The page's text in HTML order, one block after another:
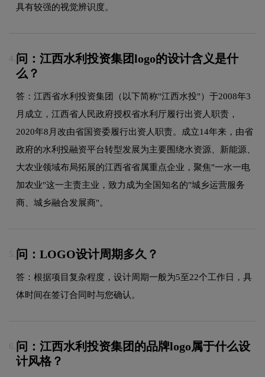
具有较强的视觉辨识度。
4. 问：江西水利投资集团logo的设计含义是什
么？
答：江西省水利投资集团（以下简称"江西水投"）于2008年3
月成立，江西省人民政府授权省水利厅履行出资人职责，
2020年8月改由省国资委履行出资人职责。成立14年来，由省
政府的水利投融资平台转型发展为主要围绕水资源、新能源、
大农业领域布局拓展的江西省省属重点企业，聚焦"一水一电
加农业"这一主责主业，致力成为全国知名的"城乡运营服务
商、城乡融合发展商"。
5. 问：LOGO设计周期多久？
答：根据项目复杂程度，设计周期一般为5至22个工作日，具
体时间在签订合同时与您确认。
6. 问：江西水利投资集团的品牌logo属于什么设
计风格？